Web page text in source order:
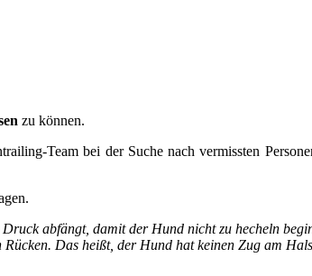
zu können.
Team bei der Suche nach vermissten
abfängt, damit der Hund nicht zu hecheln
Das heißt, der Hund hat keinen Zug am